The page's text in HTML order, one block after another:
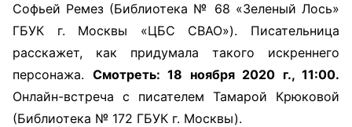
Софьей Ремез (Библиотека № 68 «Зеленый Лось»
ГБУК г. Москвы «ЦБС СВАО»). Писательница
расскажет, как придумала такого искреннего
персонажа. Смотреть: 18 ноября 2020 г., 11:00.
Онлайн-встреча с писателем Тамарой Крюковой
(Библиотека № 172 ГБУК г. Москвы).